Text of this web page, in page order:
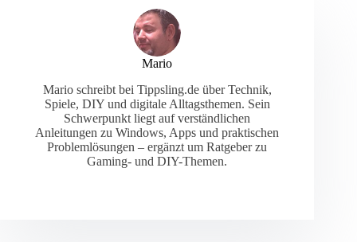
Mario
Mario schreibt bei Tippsling.de über Technik,
Spiele, DIY und digitale Alltagsthemen. Sein
Schwerpunkt liegt auf verständlichen
Anleitungen zu Windows, Apps und praktischen
Problemlösungen – ergänzt um Ratgeber zu
Gaming- und DIY-Themen.